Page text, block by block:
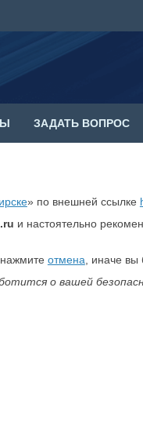
ЗАДАТЬ ВОПРОС
» по внешней ссылке
и настоятельно
отмена , иначе
о вашей